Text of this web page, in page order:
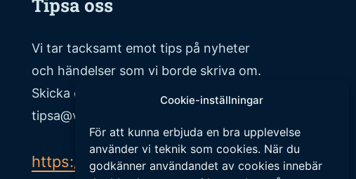
Cookie-inställningar
För att kunna erbjuda en bra upplevelse
använder vi teknik som cookies. När du
godkänner användandet av cookies innebär
Tipsa oss
Vi tar tacksamt emot tips på nyheter
och händelser som vi borde skriva om.
Skicka ditt tips till följande adress:
tipsa@veckansnyheter.se
https://www.stefanbergmark.se